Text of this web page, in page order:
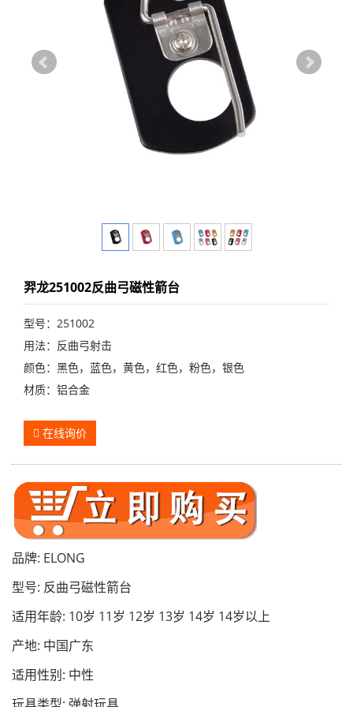
羿龙251002反曲弓磁性箭台
型号：251002
用法：反曲弓射击
颜色：黑色，蓝色，黄色，红色，粉色，银色
材质：铝合金
在线询价
品牌: ELONG
型号: 反曲弓磁性箭台
适用年龄: 10岁 11岁 12岁 13岁 14岁 14岁以上
产地: 中国广东
适用性别: 中性